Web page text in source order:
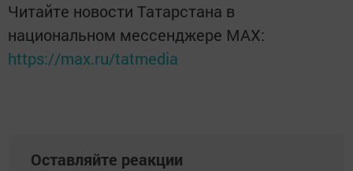
Читайте новости Татарстана в
национальном мессенджере MАХ:
https://max.ru/tatmedia
Оставляйте реакции